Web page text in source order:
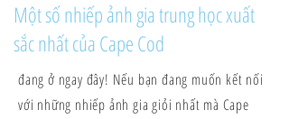
Một số nhiếp ảnh gia trung học xuất
sắc nhất của Cape Cod
đang ở ngay đây! Nếu bạn đang muốn kết nối
với những nhiếp ảnh gia giỏi nhất mà Cape